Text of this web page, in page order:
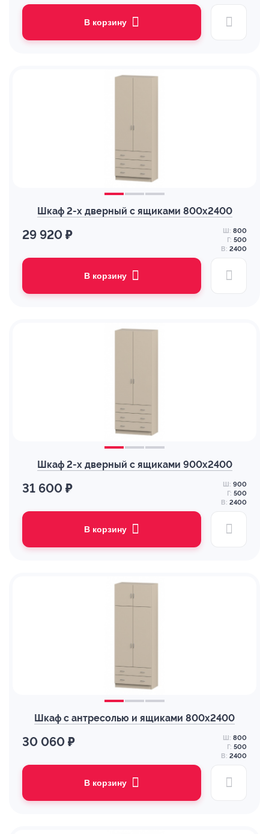
В корзину
Шкаф 2-х дверный с ящиками 800х2400
29 920 ₽ Ш: 800
Г: 500
В: 2400
В корзину
Шкаф 2-х дверный с ящиками 900х2400
31 600 ₽ Ш: 900
Г: 500
В: 2400
В корзину
Шкаф с антресолью и ящиками 800х2400
30 060 ₽ Ш: 800
Г: 500
В: 2400
В корзину